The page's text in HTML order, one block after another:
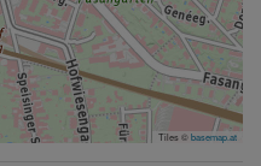
Tiles ©basemap.at